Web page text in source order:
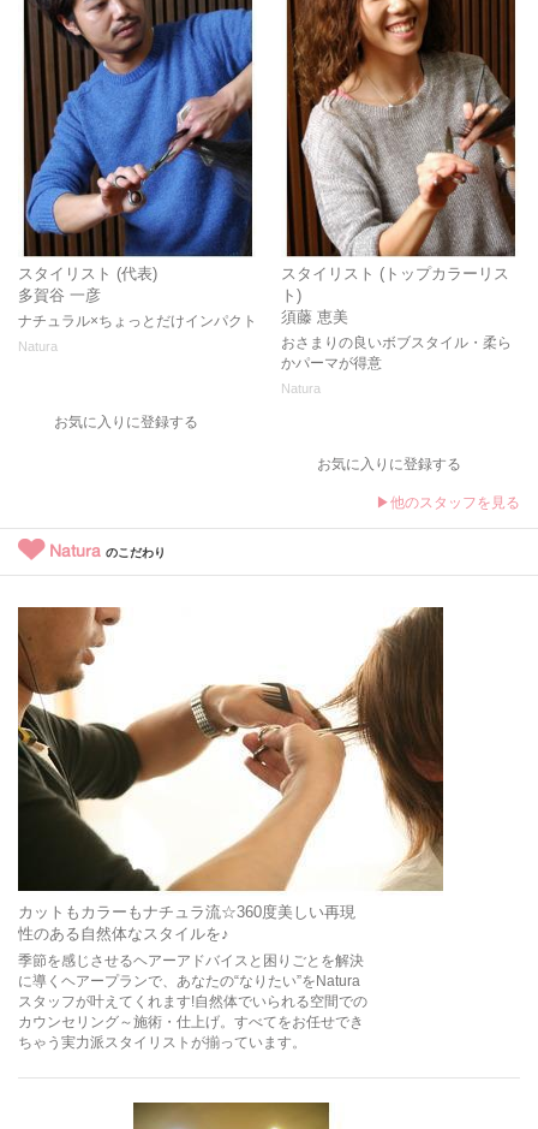
スタイリスト (代表)
多賀谷 一彦
ナチュラル×ちょっとだけインパクト
Natura
お気に入りに登録する
スタイリスト (トップカラーリス
ト)
須藤 恵美
おさまりの良いボブスタイル・柔ら
かパーマが得意
Natura
お気に入りに登録する
▶他のスタッフを見る
Natura のこだわり
カットもカラーもナチュラ流☆360度美しい再現
性のある自然体なスタイルを♪
季節を感じさせるヘアーアドバイスと困りごとを解決
に導くヘアープランで、あなたの“なりたい”をNatura
スタッフが叶えてくれます!自然体でいられる空間での
カウンセリング～施術・仕上げ。すべてをお任せでき
ちゃう実力派スタイリストが揃っています。